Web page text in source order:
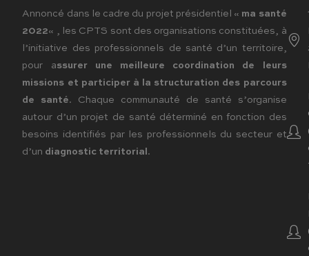
Annoncé dans le cadre du projet présidentiel « ma santé
2022« , les CPTS sont des organisations constituées, à
l’initiative des professionnels de santé d’un territoire,
pour assurer une meilleure coordination de leurs
missions et participer à la structuration des parcours
de santé. Chaque communauté de santé s’organise
autour d’un projet de santé déterminé en fonction des
besoins identifiés par les professionnels du secteur et
d’un diagnostic territorial .